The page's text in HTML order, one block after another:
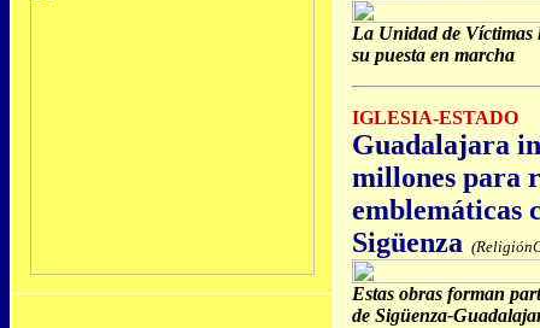
La Unidad de Víctimas
su puesta en marcha
IGLESIA-ESTADO
Guadalajara
millones para
emblemáticas
Sigüenza
Estas obras forman
de Sigüenza-